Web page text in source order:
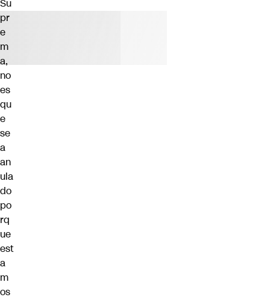
Su
pr
e
m
a,
no
es
qu
e
se
a
an
ula
do
po
rq
ue
est
a
m
os